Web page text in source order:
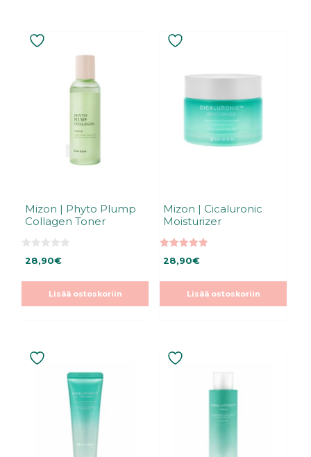
Mizon | Phyto Plump
Collagen Toner
5
s
28,90€
Lisää ostoskoriin
Mizon | Cicaluronic
Moisturizer
5:stä
28,90€
Lisää ostoskoriin